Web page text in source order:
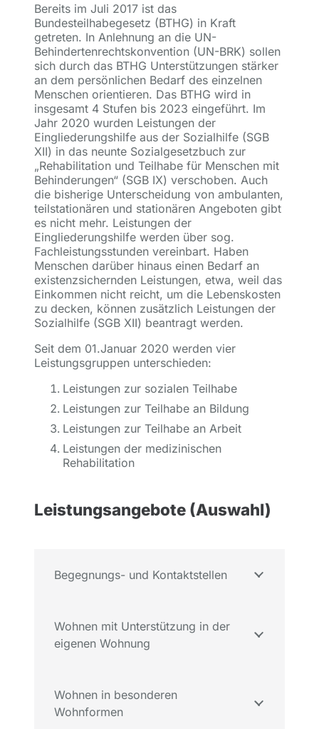
Bereits im Juli 2017 ist das
Bundesteilhabegesetz (BTHG) in Kraft
getreten. In Anlehnung an die UN-
Behindertenrechtskonvention (UN-BRK) sollen
sich durch das BTHG Unterstützungen stärker
an dem persönlichen Bedarf des einzelnen
Menschen orientieren. Das BTHG wird in
insgesamt 4 Stufen bis 2023 eingeführt. Im
Jahr 2020 wurden Leistungen der
Eingliederungshilfe aus der Sozialhilfe (SGB
XII) in das neunte Sozialgesetzbuch zur
„Rehabilitation und Teilhabe für Menschen mit
Behinderungen“ (SGB IX) verschoben. Auch
die bisherige Unterscheidung von ambulanten,
teilstationären und stationären Angeboten gibt
es nicht mehr. Leistungen der
Eingliederungshilfe werden über sog.
Fachleistungsstunden vereinbart. Haben
Menschen darüber hinaus einen Bedarf an
existenzsichernden Leistungen, etwa, weil das
Einkommen nicht reicht, um die Lebenskosten
zu decken, können zusätzlich Leistungen der
Sozialhilfe (SGB XII) beantragt werden.
Seit dem 01.Januar 2020 werden vier
Leistungsgruppen unterschieden:
Leistungen zur sozialen Teilhabe
Leistungen zur Teilhabe an Bildung
Leistungen zur Teilhabe an Arbeit
Leistungen der medizinischen
Rehabilitation
Leistungsangebote (Auswahl)
Begegnungs- und Kontaktstellen
Wohnen mit Unterstützung in der
eigenen Wohnung
Wohnen in besonderen
Wohnformen